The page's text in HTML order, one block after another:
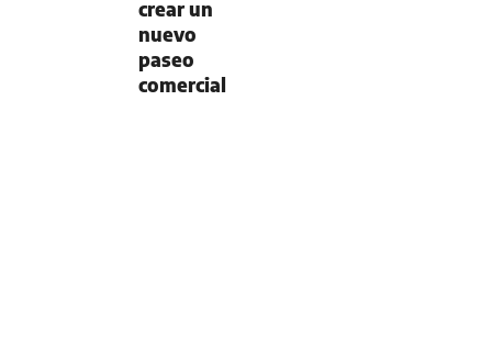
crear un
nuevo
paseo
comercial